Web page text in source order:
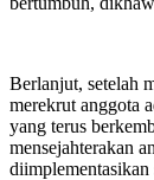
Berlanjut, setelah
merekrut anggota
yang terus
mensejahterakan
diimplementasikan